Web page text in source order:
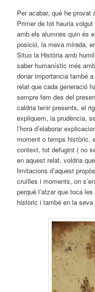
Per acabar, què he provat
Primer de tot hauria
amb els alumnes quin és
posició, la meva mirada,
Situo la Història amb
saber humanístic més
donar importancia també
relat que cada generació
sempre fem des del
caldria tenir presents, el
expliquem, la prudència,
l’hora d’elaborar
moment o temps històric,
context, tot defugint ( no
en aquest relat, voldria
limitacions d’aquest
cruïlles i moments, on
perquè l’atzar que toca
històric i també en la